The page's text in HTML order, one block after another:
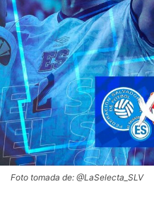
Foto tomada de: @LaSelecta_SLV